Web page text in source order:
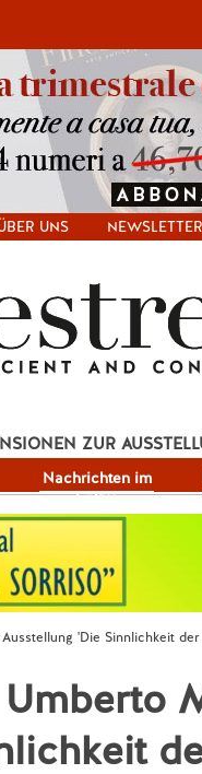
UNS NEWSLETTER
Nachrichten im
Fokus
ZUR
'Die Sinnlichkeit der